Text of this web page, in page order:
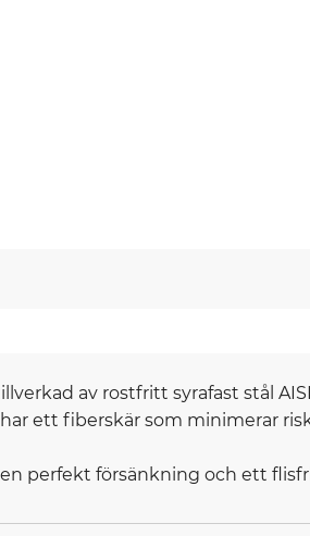
av rostfritt syrafast stål
ett fiberskär som minimerar
perfekt försänkning och ett